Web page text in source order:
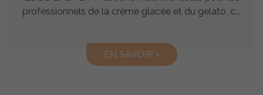
professionnels de la crème glacée et du gelato, c...
EN SAVOIR +